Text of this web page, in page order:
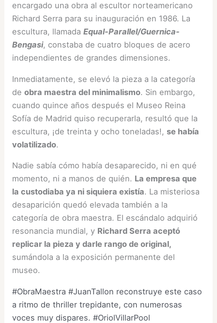
encargado una obra al escultor norteamericano
Richard Serra para su inauguración en 1986. La
escultura, llamadaEqual-Parallel/Guernica-
Bengasi, constaba de cuatro bloques de acero
independientes de grandes dimensiones.
Inmediatamente, se elevó la pieza a la categoría
deobra maestra del minimalismo. Sin embargo,
cuando quince años después el Museo Reina
Sofía de Madrid quiso recuperarla, resultó que la
escultura, ¡de treinta y ocho toneladas!, se había
volatilizado.
Nadie sabía cómo había desaparecido, ni en qué
momento, ni a manos de quién. La empresa que
la custodiaba ya ni siquiera existía. La misteriosa
desaparición quedó elevada también a la
categoría de obra maestra. El escándalo adquirió
resonancia mundial, y Richard Serra aceptó
replicar la pieza y darle rango de original,
sumándola a la exposición permanente del
museo.
#ObraMaestra #JuanTallon reconstruye este caso
a ritmo de thriller trepidante, con numerosas
voces muy dispares. #OriolVillarPool